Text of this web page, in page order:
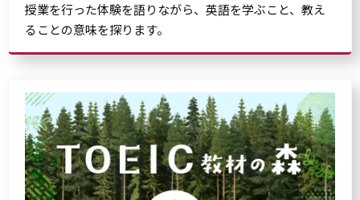
授業を行った体験を語りながら、英語を学ぶこと、教え
ることの意味を探ります。